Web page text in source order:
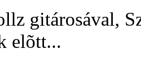
gitárosával,
elõtt...